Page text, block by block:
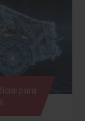
para